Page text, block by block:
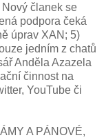
članek se
podpora čeká
úprav XAN; 5)
jedním z chatů
Anděla Azazela
činnost na
YouTube či
A PÁNOVÉ,